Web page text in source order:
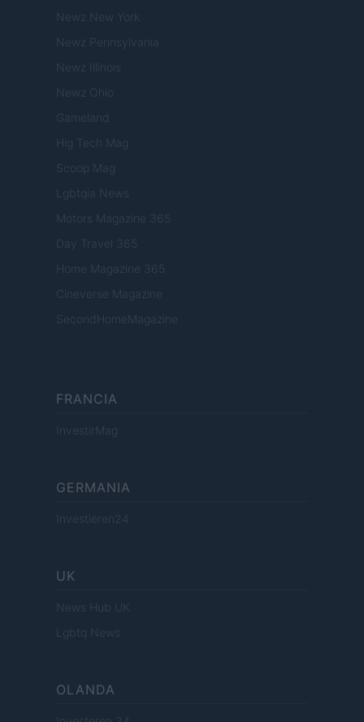
Newz New York
Newz Pennsylvania
Newz Illinois
Newz Ohio
Gameland
Hig Tech Mag
Scoop Mag
Lgbtqia News
Motors Magazine 365
Day Travel 365
Home Magazine 365
Cineverse Magazine
SecondHomeMagazine
FRANCIA
InvestirMag
GERMANIA
Investieren24
UK
News Hub UK
Lgbtq News
OLANDA